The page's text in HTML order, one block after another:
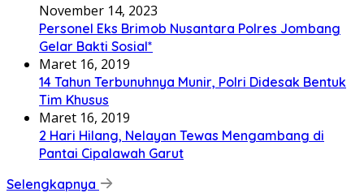
November 14, 2023
Personel Eks Brimob Nusantara Polres Jombang
Gelar Bakti Sosial*
Maret 16, 2019
14 Tahun Terbunuhnya Munir, Polri Didesak Bentuk
Tim Khusus
Maret 16, 2019
2 Hari Hilang, Nelayan Tewas Mengambang di
Pantai Cipalawah Garut
Selengkapnya